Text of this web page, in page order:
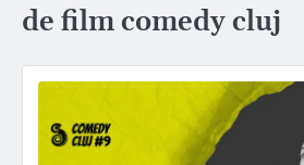
de film comedy cluj